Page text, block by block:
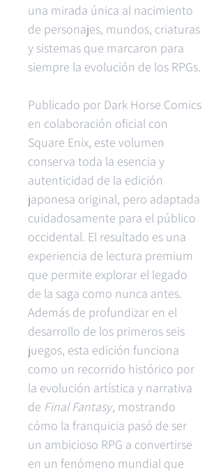
una mirada única al nacimiento
de personajes, mundos, criaturas
y sistemas que marcaron para
siempre la evolución de los RPGs.
Publicado por Dark Horse Comics
en colaboración oficial con
Square Enix, este volumen
conserva toda la esencia y
autenticidad de la edición
japonesa original, pero adaptada
cuidadosamente para el público
occidental. El resultado es una
experiencia de lectura premium
que permite explorar el legado
de la saga como nunca antes.
Además de profundizar en el
desarrollo de los primeros seis
juegos, esta edición funciona
como un recorrido histórico por
la evolución artística y narrativa
de Final Fantasy, mostrando
cómo la franquicia pasó de ser
un ambicioso RPG a convertirse
en un fenómeno mundial que